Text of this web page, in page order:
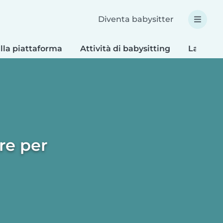
Diventa babysitter
piattaforma Attività di babysitting
per